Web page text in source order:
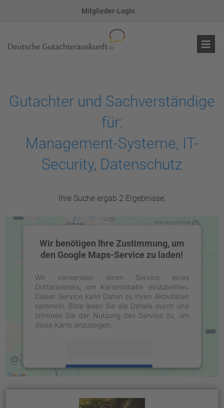
Mitglieder-Login
Gutachter und Sachverständige
für:
Management-Systeme, IT-
Security, Datenschutz
Ihre Suche ergab 2 Ergebnisse.
Wir benötigen Ihre Zustimmung, um
den Google Maps-Service zu laden!
Wir verwenden einen Service eines
Drittanbieters, um Karteninhalte einzubetten.
Dieser Service kann Daten zu Ihren Aktivitäten
sammeln. Bitte lesen Sie die Details durch und
stimmen Sie der Nutzung des Service zu, um
diese Karte anzuzeigen.
Management Platform&